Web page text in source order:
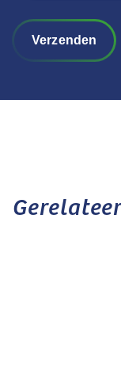
Verzenden